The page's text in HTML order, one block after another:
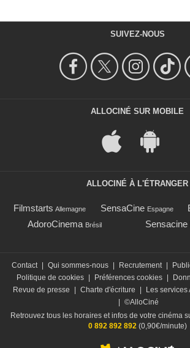
SUIVEZ-NOUS
ALLOCINÉ SUR MOBILE
ALLOCINÉ À L'ÉTRANGER
Filmstarts Allemagne SensaCine Espagne
AdoroCinema Brésil
Contact Qui sommes-nous Recrutement
Politique de cookies
Préférences cookies
Revue de presse
Charte d'écriture Les services
©AlloCiné
Retrouvez tous les horaires et infos de votre cinéma
0 892 892 892(0,90€/minute)